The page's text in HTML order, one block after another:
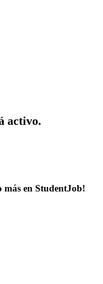
activo.
más en StudentJob!